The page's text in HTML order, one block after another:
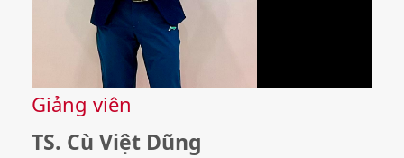
Giảng viên
TS. Cù Việt Dũng